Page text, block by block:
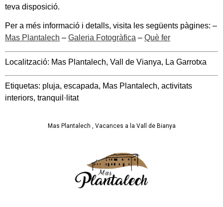
teva disposició.
Per a més informació i detalls, visita les següents pàgines: –
Mas Plantalech – Galeria Fotogràfica – Què fer
Localització: Mas Plantalech, Vall de Vianya, La Garrotxa
Etiquetas: pluja, escapada, Mas Plantalech, activitats
interiors, tranquil·litat
Mas Plantalech , Vacances a la Vall de Bianya